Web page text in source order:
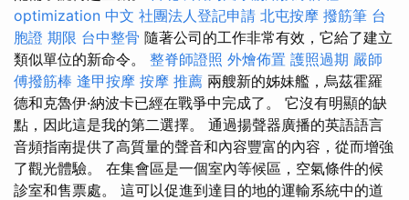
optimization 中文 社團法人登記申請 北屯按摩 撥筋筆 台
胞證 期限 台中整骨 隨著公司的工作非常有效，它給了建立
類似單位的新命令。 整脊師證照 外燴佈置 護照過期 嚴師
傅撥筋棒 逢甲按摩 按摩 推薦 兩艘新的姊妹艦，烏茲霍羅
德和克魯伊·納波卡已經在戰爭中完成了。 它沒有明顯的缺
點，因此這是我的第二選擇。 通過揚聲器廣播的英語語言
音頻指南提供了高質量的聲音和內容豐富的內容，從而增強
了觀光體驗。 在集會區是一個室內等候區，空氣條件的候
診室和售票處。 這可以促進到達目的地的運輸系統中的道